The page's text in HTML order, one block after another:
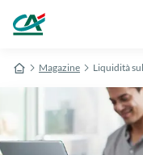
Magazine Liquidità